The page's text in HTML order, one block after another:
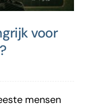
voor
mensen